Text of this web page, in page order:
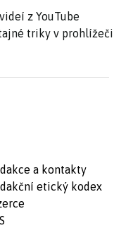
z YouTube
triky v prohlížeči
a kontakty
etický kodex